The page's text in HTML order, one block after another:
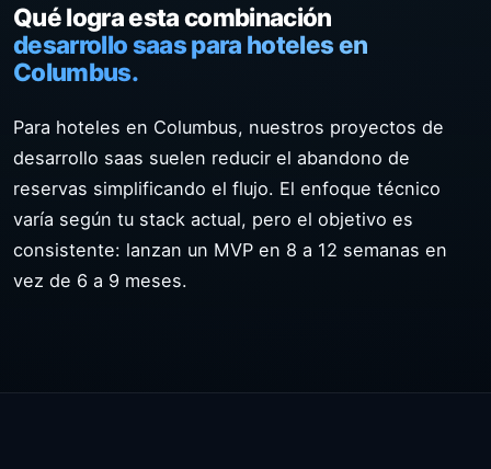
Qué logra esta combinación
desarrollo saas para hoteles en
Columbus.
Para hoteles en Columbus, nuestros proyectos de
desarrollo saas suelen reducir el abandono de
reservas simplificando el flujo. El enfoque técnico
varía según tu stack actual, pero el objetivo es
consistente: lanzan un MVP en 8 a 12 semanas en
vez de 6 a 9 meses.